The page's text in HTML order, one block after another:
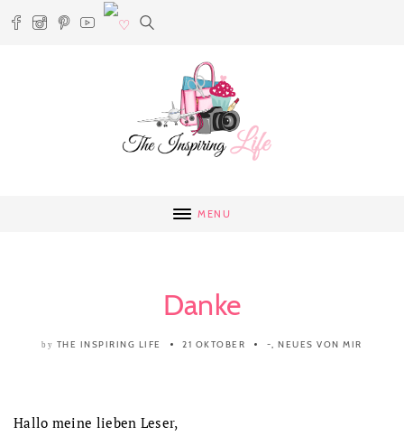
MENU
Danke
by THE INSPIRING LIFE 21 OKTOBER -,NEUES VON MIR
Hallo meine lieben Leser,